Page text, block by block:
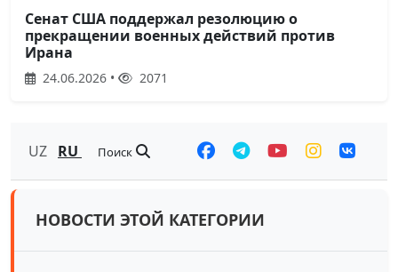
Сенат США поддержал резолюцию о
прекращении военных действий против
Ирана
24.06.2026 • 2071
UZ RU Поиск
НОВОСТИ ЭТОЙ КАТЕГОРИИ